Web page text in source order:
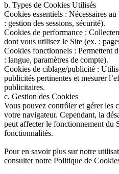
b. Types de Cookies Utilisés
Cookies essentiels : Nécessaires
: gestion des sessions, sécurité).
Cookies de performance :
dont vous utilisez le Site (ex. :
Cookies fonctionnels : Permettent
: langue, paramètres de compte).
Cookies de ciblage/publicité :
publicités pertinentes et mesurer
publicitaires.
c. Gestion des Cookies
Vous pouvez contrôler et gérer les
votre navigateur. Cependant, la
peut affecter le fonctionnement du
fonctionnalités.
Pour en savoir plus sur notre
consulter notre Politique de